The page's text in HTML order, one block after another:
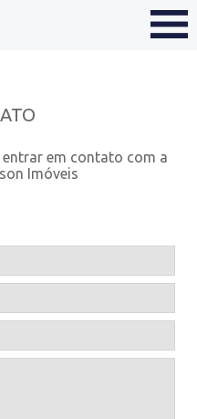
ANUNCIE SEU IMÓVEL
em contato com a
Imóveis